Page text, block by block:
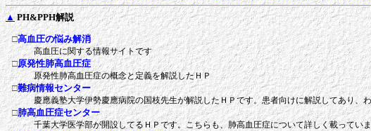
▲ PH&PPH解説
□高血圧の悩み解消
高血圧に関する情報サイトです
□原発性肺高血圧症
原発性肺高血圧症の概念と定義を解説したＨＰ
□難病情報センター
慶應義塾大学伊勢慶應病院の国枝先生が解説したＨＰです。患者向けに解説してあり、
□肺高血圧症センター
千葉大学医学部が開設してるＨＰです。こちらも、肺高血圧症について詳しく載ってい